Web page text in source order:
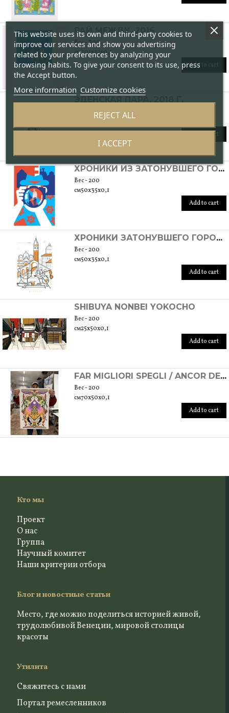
РАЙ МЕЖДУ, 2016
Вес - 300
см 101x72x0,1
Add to cart
Вес - 200
см 70x50x0,1
Add to cart
ХРОНИКИ ИЗ ЗАТОНУВШЕГО ГОРОДА - СКВОЗЬ ОБЪЕКТИВ, 2019 ГОД
Вес - 200
см50х35х0,1
Add to cart
ХРОНИКИ ЗАТОНУВШЕГО ГОРОДА - ВЕНЕЦИЯ, 2020 Г.
Вес - 200
см50х35х0,1
Add to cart
SHIBUYA NONBEI YOKOCHO
Вес - 200
см25x50x0,1
Add to cart
FAR MIGLIORI SPEGLI / ANCOR DE LI OCCHI
Вес - 200
см70x50x0,1
Add to cart
Кто мы
Проект
О нас
Группа
Научный комитет
Наши критерии отбора
Блог и новостные статьи
Место, где можно поделиться историей живой,
трудолюбивой Венеции, мировой столицы
красоты
Утилита
Свяжитесь с нами
Портал ремесленников
This website uses its own and third-party cookies to
improve our services and show you advertising
related to your preferences by analyzing your
browsing habits. To give your consent to its use, press
the Accept button.
More information Customize cookies
REJECT ALL
I ACCEPT